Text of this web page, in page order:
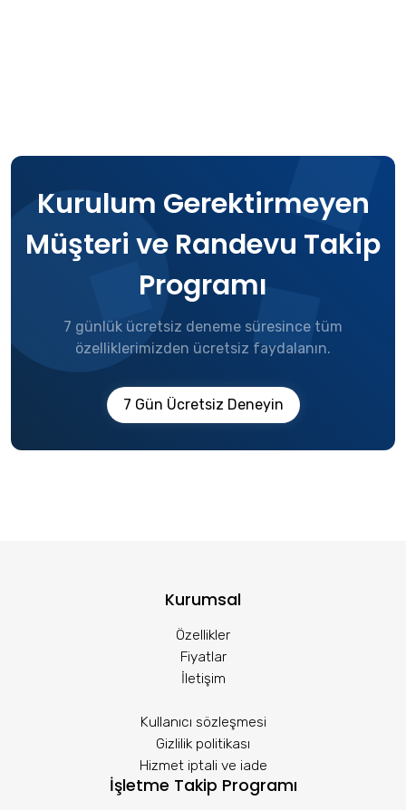
Kurulum Gerektirmeyen
Müşteri ve Randevu Takip
Programı
7 günlük ücretsiz deneme süresince tüm
özelliklerimizden ücretsiz faydalanın.
7 Gün Ücretsiz Deneyin
Kurumsal
Özellikler
Fiyatlar
İletişim
Kullanıcı sözleşmesi
Gizlilik politikası
Hizmet iptali ve iade
İşletme Takip Programı